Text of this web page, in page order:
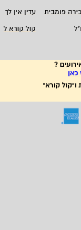
פומבית
עדין אין לך
קול קורא
?
ו"קול קורא"